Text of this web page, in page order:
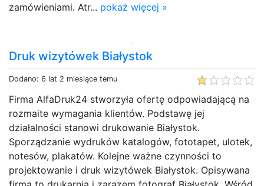
zamówieniami. Atr... pokaż więcej »
Druk wizytówek Białystok
Dodano: 6 lat 2 miesiące temu
Firma AlfaDruk24 stworzyła ofertę odpowiadającą na
rozmaite wymagania klientów. Podstawę jej
działalności stanowi drukowanie Białystok.
Sporządzanie wydruków katalogów, fototapet, ulotek,
notesów, plakatów. Kolejne ważne czynności to
projektowanie i druk wizytówek Białystok. Opisywana